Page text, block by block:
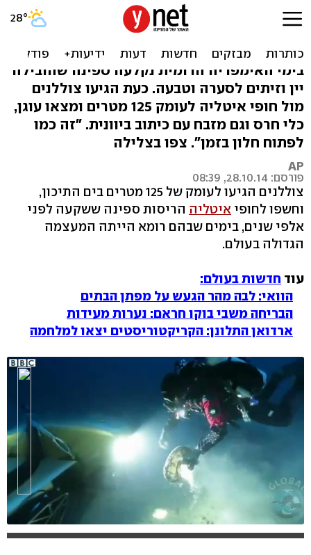
צלילה לשרידי ספינה ששקעה
לפני אלפי שנים
בימי האימפריה הרומית נקלעה ספינה שהובילה
יין וזיתים לסערה וטבעה. כעת הגיעו צוללנים
מול חופי איטליה לעומק 125 מטרים ומצאו עוגן,
כלי חרס וגם מזבח עם כיתוב ביוונית. "זה כמו
לפתוח חלון בזמן". צפו בצלילה
AP
פורסם: 28.10.14, 08:39
צוללנים הגיעו לעומק של 125 מטרים בים התיכון,
וחשפו לחופי איטליה הריסות ספינה ששקעה לפני
אלפי שנים, בימים שבהם רומא הייתה המעצמה
הגדולה בעולם.
עוד חדשות בעולם:
הוואי: לבה מהר הגעש על מפתן הבתים
הבריחה משבי בוקו חראם: נערות מעידות
ארדואן התלונן: הקריקטוריסטים יצאו למלחמה